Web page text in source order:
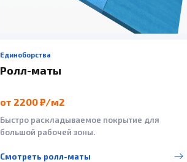
Единоборства
Ролл-маты
от 2200 ₽/м2
Быстро раскладываемое покрытие для
большой рабочей зоны.
Смотреть ролл-маты